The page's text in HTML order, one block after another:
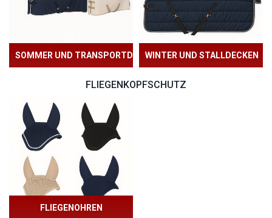
SOMMER UND TRANSPORTDECKENWINTER UND STALLDECKEN
FLIEGENKOPFSCHUTZ
FLIEGENOHREN